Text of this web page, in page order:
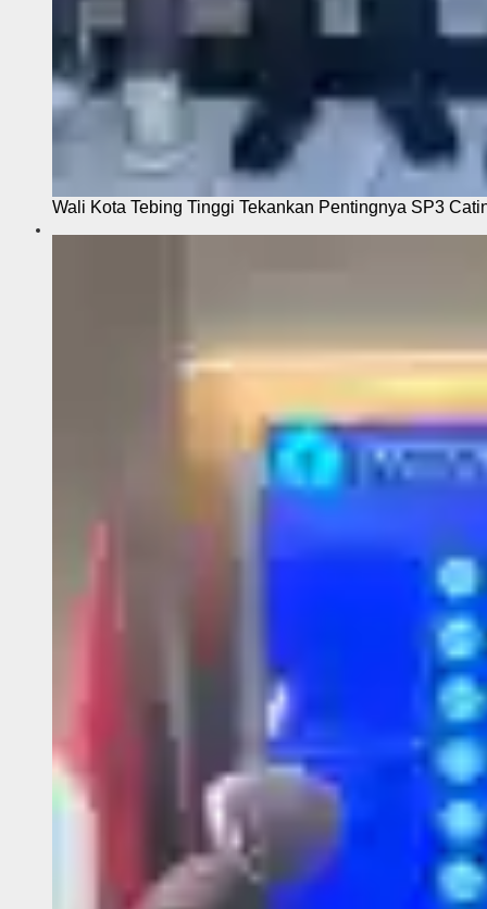
Wali Kota Tebing Tinggi Tekankan Pentingnya SP3